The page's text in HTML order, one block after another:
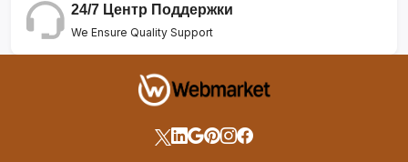
24/7 Центр Поддержки
We Ensure Quality Support